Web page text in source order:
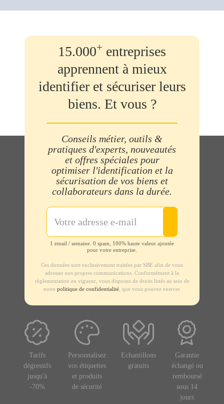
15.000+ entreprises
apprennent à mieux
identifier et sécuriser leurs
biens. Et vous ?
Conseils métier, outils &
pratiques d'experts, nouveautés
et offres spéciales pour
optimiser l'identification et la
sécurisation de vos biens et
collaborateurs dans la durée.
1 email / semaine. 0 spam, 100% haute valeur ajoutée
pour votre entreprise.
Ces données sont exclusivement traitées par SBE afin de vous
adresser nos propres communications. Conformément à la
règlementation en vigueur, vous disposez de droits listés au sein de
notre politique de confidentialité, que vous pouvez exercer.
Tarifs
dégressifs
jusqu'à
-70%
Personnalisez
vos étiquettes
et produits
de sécurité
Echantillons
gratuits
Garantie
échangé ou
remboursé
sous 14
jours